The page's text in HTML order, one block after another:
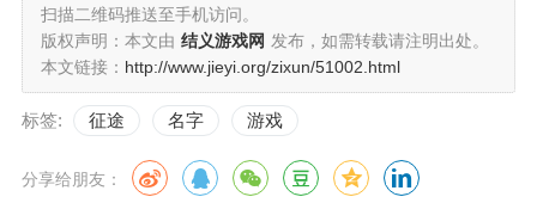
扫描二维码推送至手机访问。
版权声明：本文由 结义游戏网 发布，如需转载请注明出处。
本文链接： http://www.jieyi.org/zixun/51002.html
标签: 征途 名字 游戏
分享给朋友：